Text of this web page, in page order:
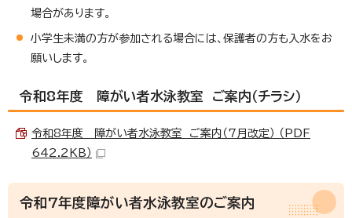
場合があります。
小学生未満の方が参加される場合には、保護者の方も入水をお
願いします。
令和8年度 障がい者水泳教室 ご案内（チラシ）
令和8年度 障がい者水泳教室 ご案内（7月改定） （PDF
642.2KB）
令和7年度障がい者水泳教室のご案内